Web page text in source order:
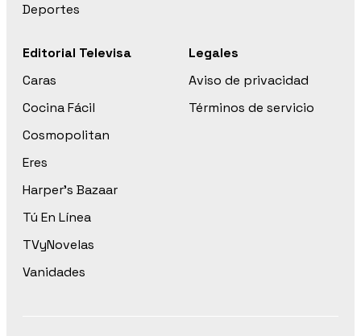
Deportes
Editorial Televisa
Caras
Cocina Fácil
Cosmopolitan
Eres
Harper’s Bazaar
Tú En Línea
TVyNovelas
Vanidades
Legales
Aviso de privacidad
Términos de servicio